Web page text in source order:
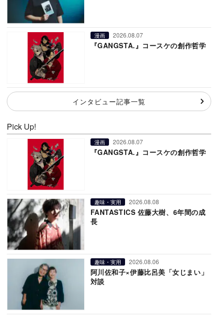
漫画 2026.08.07
『GANGSTA.』コースケの創作哲学
インタビュー記事一覧
Pick Up!
漫画 2026.08.07
『GANGSTA.』コースケの創作哲学
趣味・実用 2026.08.08
FANTASTICS 佐藤大樹、6年間の成
長
趣味・実用 2026.08.06
阿川佐和子×伊藤比呂美「女じまい」
対談